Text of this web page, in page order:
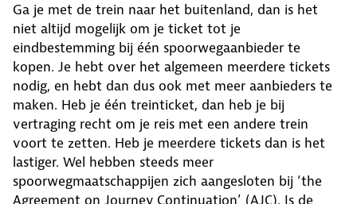
Ga je met de trein naar het buitenland, dan is het
niet altijd mogelijk om je ticket tot je
eindbestemming bij één spoorwegaanbieder te
kopen. Je hebt over het algemeen meerdere tickets
nodig, en hebt dan dus ook met meer aanbieders te
maken. Heb je één treinticket, dan heb je bij
vertraging recht om je reis met een andere trein
voort te zetten. Heb je meerdere tickets dan is het
lastiger. Wel hebben steeds meer
spoorwegmaatschappijen zich aangesloten bij ‘the
Agreement on Journey Continuation’ (AJC). Is de